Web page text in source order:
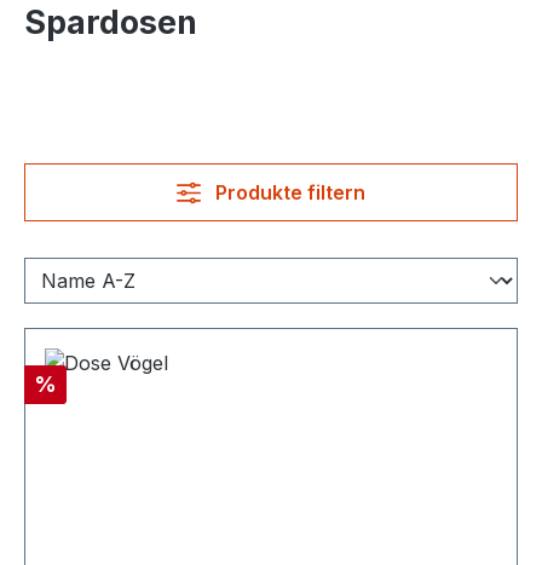
Spardosen
Produkte filtern
Rabatt
%